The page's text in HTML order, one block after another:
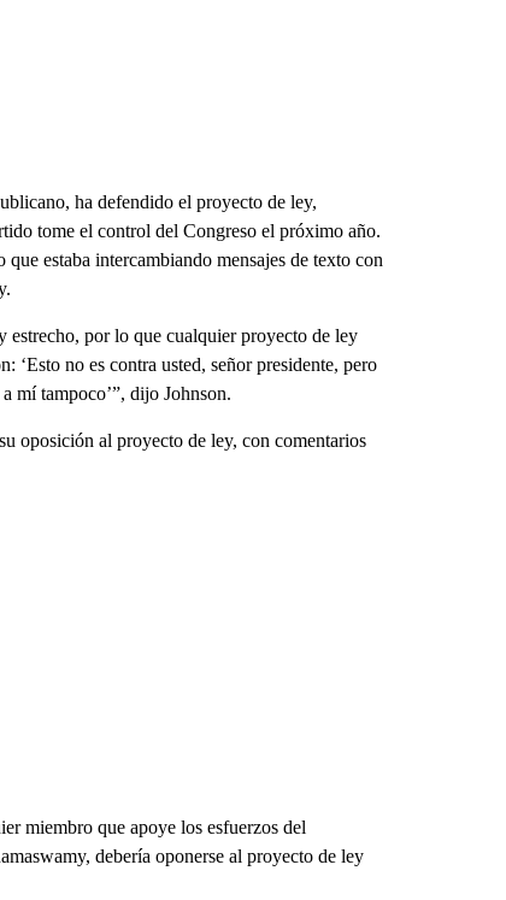
ha defendido el proyecto de ley,
tome el control del Congreso el próximo año.
estaba intercambiando mensajes de texto con
estrecho, por lo que cualquier proyecto de ley
‘Esto no es contra usted, señor presidente, pero
mí tampoco’”, dijo Johnson.
oposición al proyecto de ley, con comentarios
miembro que apoye los esfuerzos del
debería oponerse al proyecto de ley